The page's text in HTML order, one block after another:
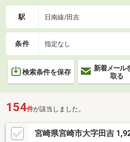
駅 日南線/田吉
条件 指定なし
検索条件を保存
新着メール
取る
154件が該当しました。
宮崎県宮崎市大字田吉